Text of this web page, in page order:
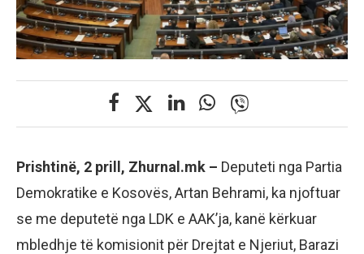
Prishtinë, 2 prill, Zhurnal.mk – Deputeti nga Partia
Demokratike e Kosovës, Artan Behrami, ka njoftuar
se me deputetë nga LDK e AAK’ja, kanë kërkuar
mbledhje të komisionit për Drejtat e Njeriut, Barazi